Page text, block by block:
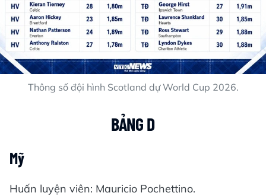
Thông số đội hình Scotland dự World Cup 2026.
BẢNG D
Mỹ
Huấn luyện viên: Mauricio Pochettino.